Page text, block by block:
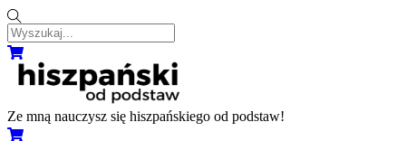
Skip
to
content
MenuKoszyk
Ze mną nauczysz się hiszpańskiego od podstaw!
Koszyk